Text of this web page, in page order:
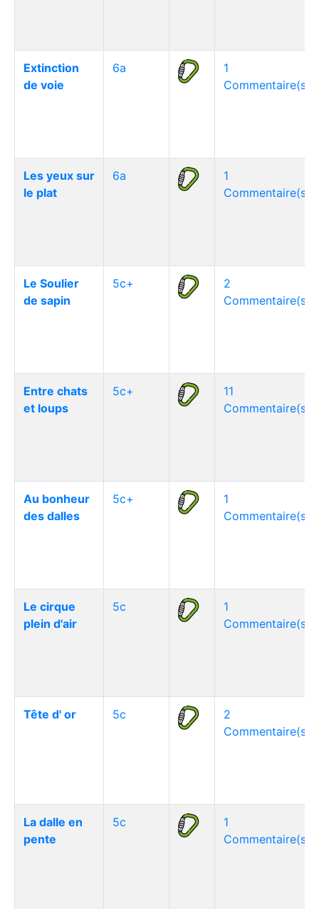
Extinction
de voie
6a
1
Commentaire(s)
Les yeux sur
le plat
6a
1
Commentaire(s)
Le Soulier
de sapin
5c+
2
Commentaire(s)
Entre chats
et loups
5c+
11
Commentaire(s)
Au bonheur
des dalles
5c+
1
Commentaire(s)
Le cirque
plein d'air
5c
1
Commentaire(s)
Tête d' or 5c
2
Commentaire(s)
La dalle en
pente
5c
1
Commentaire(s)